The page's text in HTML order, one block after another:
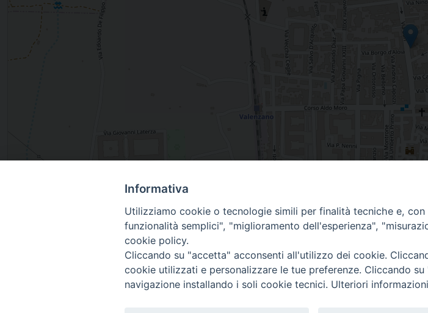
, LOCOROTONDO, Puglia, Italia
Informativa
Utilizziamo cookie o tecnologie simili per finalità tecniche e,
funzionalità semplici", "miglioramento dell'esperienza",
cookie policy.
Cliccando su "accetta" acconsenti all'utilizzo dei cookie.
cookie utilizzati e personalizzare le tue preferenze. Cliccando
navigazione installando i soli cookie tecnici. Ulteriori